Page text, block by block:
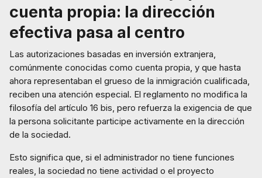
cuenta propia: la dirección
efectiva pasa al centro
Las autorizaciones basadas en inversión extranjera,
comúnmente conocidas como cuenta propia, y que hasta
ahora representaban el grueso de la inmigración cualificada,
reciben una atención especial. El reglamento no modifica la
filosofía del artículo 16 bis, pero refuerza la exigencia de que
la persona solicitante participe activamente en la dirección
de la sociedad.
Esto significa que, si el administrador no tiene funciones
reales, la sociedad no tiene actividad o el proyecto